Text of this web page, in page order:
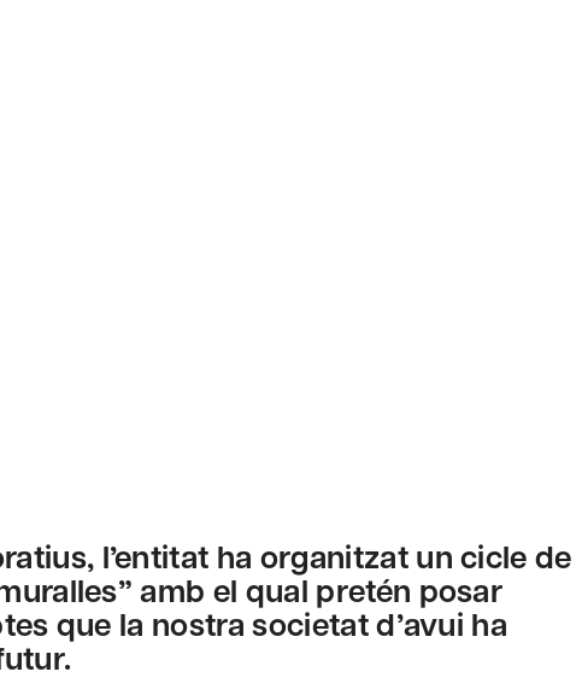
l’entitat ha organitzat un cicle de
amb el qual pretén posar
que la nostra societat d’avui ha